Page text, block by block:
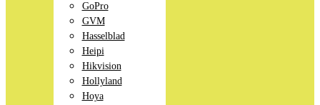
GoPro
GVM
Hasselblad
Heipi
Hikvision
Hollyland
Hoya